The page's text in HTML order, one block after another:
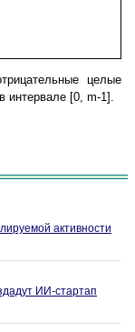
целые
интервале [0, m-1].
активности
ИИ-стартап